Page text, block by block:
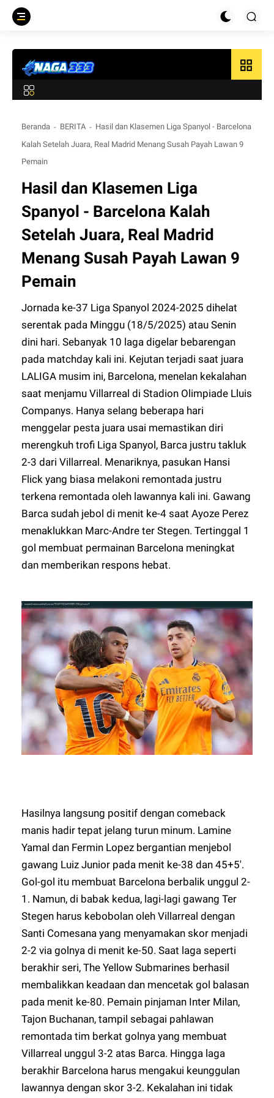
grid_view
Beranda BERITA
Hasil dan Klasemen Liga Spanyol - Barcelona
Kalah Setelah Juara, Real Madrid Menang Susah Payah Lawan 9
Pemain
Hasil dan Klasemen Liga
Spanyol - Barcelona Kalah
Setelah Juara, Real Madrid
Menang Susah Payah Lawan 9
Pemain
Jornada ke-37 Liga Spanyol 2024-2025 dihelat
serentak pada Minggu (18/5/2025) atau Senin
dini hari. Sebanyak 10 laga digelar bebarengan
pada matchday kali ini. Kejutan terjadi saat juara
LALIGA musim ini, Barcelona, menelan kekalahan
saat menjamu Villarreal di Stadion Olimpiade Lluis
Companys. Hanya selang beberapa hari
menggelar pesta juara usai memastikan diri
merengkuh trofi Liga Spanyol, Barca justru takluk
2-3 dari Villarreal. Menariknya, pasukan Hansi
Flick yang biasa melakoni remontada justru
terkena remontada oleh lawannya kali ini. Gawang
Barca sudah jebol di menit ke-4 saat Ayoze Perez
menaklukkan Marc-Andre ter Stegen. Tertinggal 1
gol membuat permainan Barcelona meningkat
dan memberikan respons hebat.
Hasilnya langsung positif dengan comeback
manis hadir tepat jelang turun minum. Lamine
Yamal dan Fermin Lopez bergantian menjebol
gawang Luiz Junior pada menit ke-38 dan 45+5'.
Gol-gol itu membuat Barcelona berbalik unggul 2-
1. Namun, di babak kedua, lagi-lagi gawang Ter
Stegen harus kebobolan oleh Villarreal dengan
Santi Comesana yang menyamakan skor menjadi
2-2 via golnya di menit ke-50. Saat laga seperti
berakhir seri, The Yellow Submarines berhasil
membalikkan keadaan dan mencetak gol balasan
pada menit ke-80. Pemain pinjaman Inter Milan,
Tajon Buchanan, tampil sebagai pahlawan
remontada tim berkat golnya yang membuat
Villarreal unggul 3-2 atas Barca. Hingga laga
berakhir Barcelona harus mengakui keunggulan
lawannya dengan skor 3-2. Kekalahan ini tidak